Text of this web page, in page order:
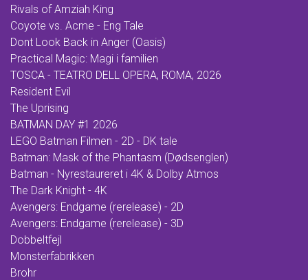
Rivals of Amziah King
Coyote vs. Acme - Eng Tale
Dont Look Back in Anger (Oasis)
Practical Magic: Magi i familien
TOSCA - TEATRO DELL OPERA, ROMA, 2026
Resident Evil
The Uprising
BATMAN DAY #1 2026
LEGO Batman Filmen - 2D - DK tale
Batman: Mask of the Phantasm (Dødsenglen)
Batman - Nyrestaureret i 4K & Dolby Atmos
The Dark Knight - 4K
Avengers: Endgame (rerelease) - 2D
Avengers: Endgame (rerelease) - 3D
Dobbeltfejl
Monsterfabrikken
Brohr